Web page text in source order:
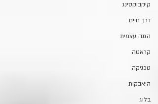
קיקבוקסינג
דרך חיים
הגנה עצמית
קראטה
טכניקה
היאבקות
בלוג